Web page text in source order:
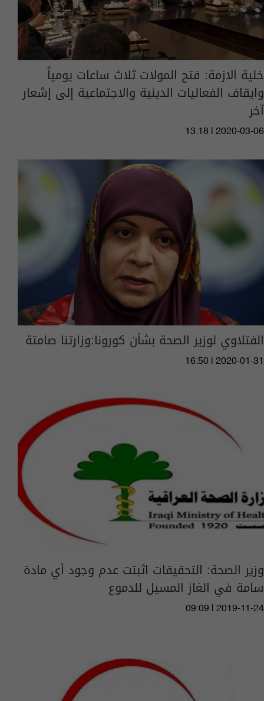
خلية الازمة: فتح المولات ثلاث ساعات يومياً
وايقاف الفعاليات الدينية والاجتماعية إلى إشعار
آخر
13:18 | 2020-03-06
الفتلاوي لوزير الصحة بشأن كورونا:وزارتنا صامتة
16:50 | 2020-01-31
وزير الصحة: التحقيقات اثبتت عدم وجود أي مادة
سامة في الغاز المسيل للدموع
09:09 | 2019-11-24